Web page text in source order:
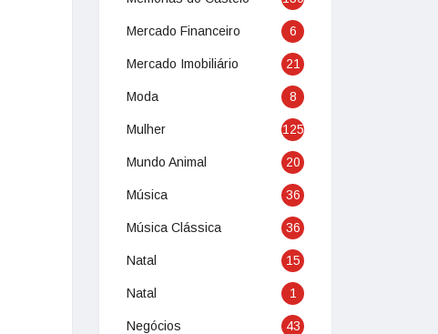
Mercado Financeiro 6
Mercado Imobiliário 21
Moda 8
Mulher 125
Mundo Animal 20
Música 36
Música Clássica 36
Natal 15
Natal 1
Negócios 43